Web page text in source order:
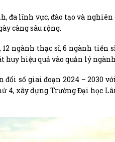
lĩnh vực, đào tạo và nghiên
càng sâu rộng.
ngành thạc sĩ, 6 ngành tiến
huy hiệu quả vào quản lý
số giai đoạn 2024 – 2030
4, xây dựng Trường Đại học